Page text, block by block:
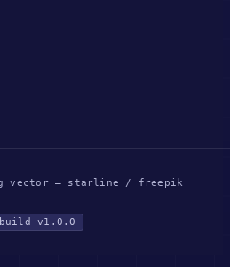
vector — starline / freepik
build v1.0.0